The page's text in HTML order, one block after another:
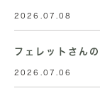
2026.07.08
フェレットさん
2026.07.06